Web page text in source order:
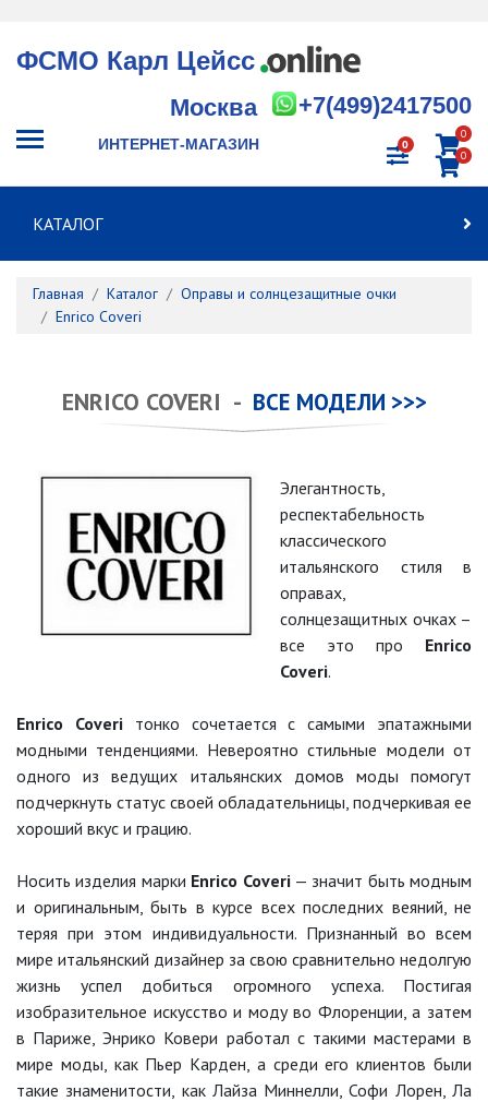
ФСМО Карл Цейсс
+7(499)2417500
Москва
ИНТЕРНЕТ-МАГАЗИН 0
0
0
КАТАЛОГ
Главная Каталог
Оправы и солнцезащитные очки
Enrico Coveri
ENRICO COVERI - ВСЕ МОДЕЛИ >>>
Элегантность,
респектабельность
классического
итальянского стиля в
оправах,
солнцезащитных очках –
все это про Enrico
Coveri.
Enrico Coveriтонко сочетается с самыми эпатажными
модными тенденциями. Невероятно стильные модели от
одного из ведущих итальянских домов моды помогут
подчеркнуть статус своей обладательницы, подчеркивая ее
хороший вкус и грацию.
Носить изделия марки Enrico Coveri— значит быть модным
и оригинальным, быть в курсе всех последних веяний, не
теряя при этом индивидуальности. Признанный во всем
мире итальянский дизайнер за свою сравнительно недолгую
жизнь успел добиться огромного успеха. Постигая
изобразительное искусство и моду во Флоренции, а затем
в Париже, Энрико Ковери работал с такими мастерами в
мире моды, как Пьер Карден, а среди его клиентов были
такие знаменитости, как Лайза Миннелли, Софи Лорен, Ла